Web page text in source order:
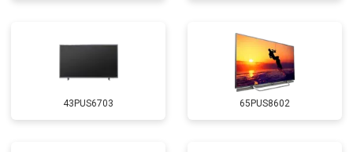
43PUS6703 65PUS8602